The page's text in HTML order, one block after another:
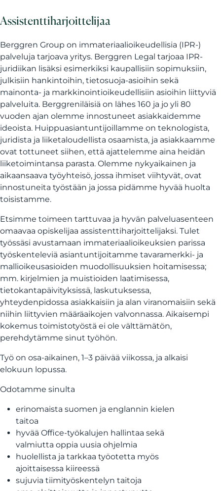
Assistenttiharjoittelijaa
Berggren Group on immateriaalioikeudellisia (IPR-)
palveluja tarjoava yritys. Berggren Legal tarjoaa IPR-
juridiikan lisäksi esimerkiksi kaupallisiin sopimuksiin,
julkisiin hankintoihin, tietosuoja-asioihin sekä
mainonta- ja markkinointioikeudellisiin asioihin liittyviä
palveluita. Berggreniläisiä on lähes 160 ja jo yli 80
vuoden ajan olemme innostuneet asiakkaidemme
ideoista. Huippuasiantuntijoillamme on teknologista,
juridista ja liiketaloudellista osaamista, ja asiakkaamme
ovat tottuneet siihen, että ajattelemme aina heidän
liiketoimintansa parasta. Olemme nykyaikainen ja
aikaansaava työyhteisö, jossa ihmiset viihtyvät, ovat
innostuneita työstään ja jossa pidämme hyvää huolta
toisistamme.
Etsimme toimeen tarttuvaa ja hyvän palveluasenteen
omaavaa opiskelijaa assistenttiharjoittelijaksi. Tulet
työssäsi avustamaan immateriaalioikeuksien parissa
työskenteleviä asiantuntijoitamme tavaramerkki- ja
mallioikeusasioiden muodollisuuksien hoitamisessa;
mm. kirjelmien ja muistioiden laatimisessa,
tietokantapäivityksissä, laskutuksessa,
yhteydenpidossa asiakkaisiin ja alan viranomaisiin sekä
niihin liittyvien määräaikojen valvonnassa. Aikaisempi
kokemus toimistotyöstä ei ole välttämätön,
perehdytämme sinut työhön.
Työ on osa-aikainen, 1–3 päivää viikossa, ja alkaisi
elokuun lopussa.
Odotamme sinulta
erinomaista suomen ja englannin kielen
taitoa
hyvää Office-työkalujen hallintaa sekä
valmiutta oppia uusia ohjelmia
huolellista ja tarkkaa työotetta myös
ajoittaisessa kiireessä
sujuvia tiimityöskentelyn taitoja